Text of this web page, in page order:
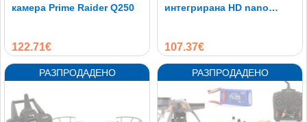
камера Prime Raider Q250
122.71€
интегрирана HD nano
107.37€